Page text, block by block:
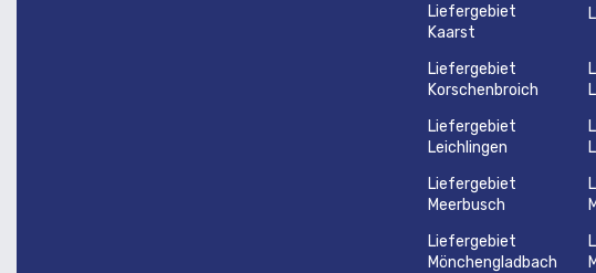
Liefergebiet
Kaarst
Liefergebiet
Korschenbroich
Liefergebiet
Leichlingen
Liefergebiet
Meerbusch
Liefergebiet
Mönchengladbach